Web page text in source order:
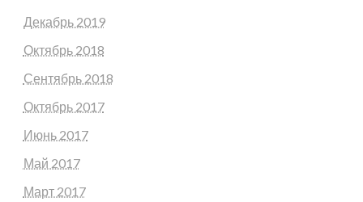
Декабрь 2019
Октябрь 2018
Сентябрь 2018
Октябрь 2017
Июнь 2017
Май 2017
Март 2017